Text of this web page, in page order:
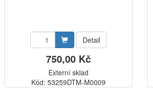
Detail
750,00 Kč
Externí sklad
Kód: 53259DTM-M0009